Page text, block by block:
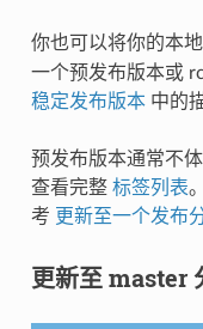
你也可以将你的本
一个预发布版本或
稳定发布版本中的
预发布版本通常不
查看完整 标签列表
考 更新至一个发布
更新至 master